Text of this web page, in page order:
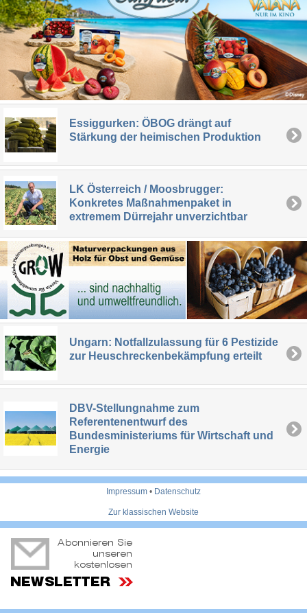
Essiggurken: ÖBOG drängt auf
Stärkung der heimischen Produktion
LK Österreich / Moosbrugger:
Konkretes Maßnahmenpaket in
extremem Dürrejahr unverzichtbar
Ungarn: Notfallzulassung für 6 Pestizide
zur Heuschreckenbekämpfung erteilt
DBV-Stellungnahme zum
Referentenentwurf des
Bundesministeriums für Wirtschaft und
Energie
Impressum • Datenschutz
Zur klassischen Website